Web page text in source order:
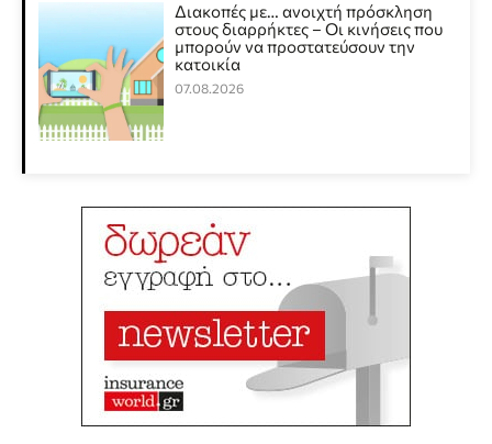
Διακοπές με… ανοιχτή πρόσκληση
στους διαρρήκτες – Οι κινήσεις που
μπορούν να προστατεύσουν την
κατοικία
07.08.2026